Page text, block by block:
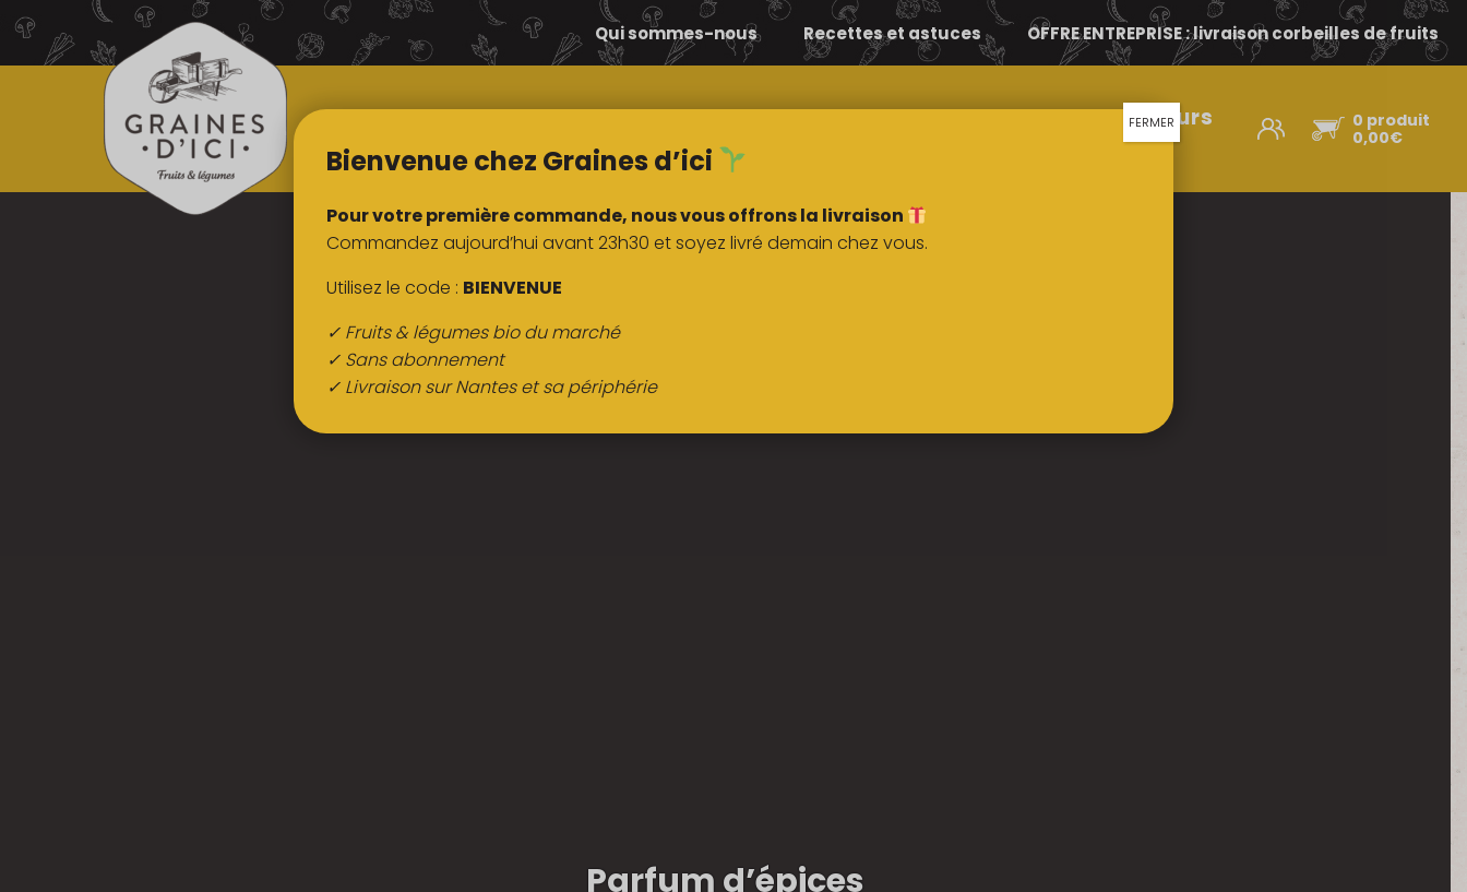
0 produit
0,00€
TOUS NOS
Comment ça
marche ?
Nos
Nos producteurs
d’ici
Qui sommes-nous Recettes et astuces OFFRE ENTREPRISE : livraison corbeilles de fruits
Parfum d’épices
Bienvenue chez Graines d’ici
Pour votre première commande, nous vous offrons la livraison
Commandez aujourd’hui avant 23h30 et soyez livré demain chez vous.
Utilisez le code : BIENVENUE
✓ Fruits & légumes bio du marché
✓ Sans abonnement
✓ Livraison sur Nantes et sa périphérie
FERMER